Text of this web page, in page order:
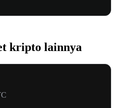
kripto lainnya